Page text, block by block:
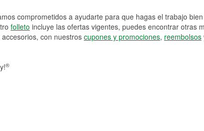
comprometidos a ayudarte para que hagas el trabajo
folleto incluye las ofertas vigentes, puedes encontrar otras
con nuestros cupones y promociones, reembolsos
®